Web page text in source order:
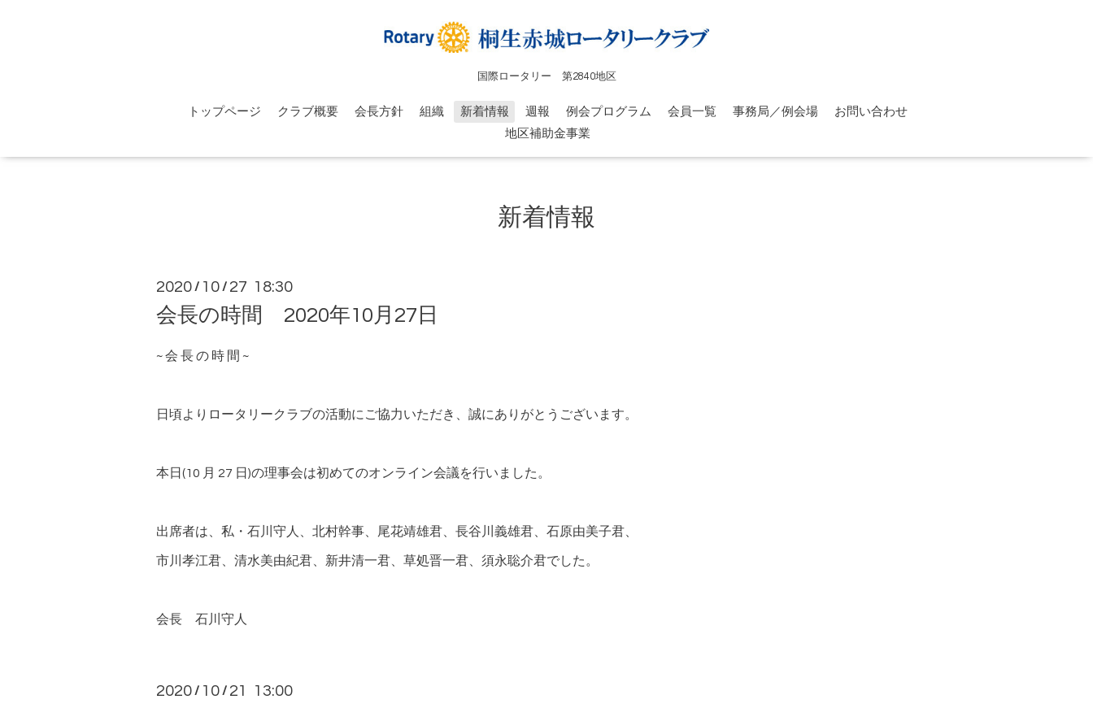
国際ロータリー 第2840地区
トップページ クラブ概要 会長方針 組織 新着情報 週報 例会プログラム 会員一覧 事務局／例会場
お問い合わせ
地区補助金事業
新着情報
2020 / 10 / 27 18:30
会長の時間 2020年10月27日
~ 会 長 の 時 間 ~
日頃よりロータリークラブの活動にご協力いただき、誠にありがとうございます。
本日(10 月 27 日)の理事会は初めてのオンライン会議を行いました。
出席者は、私・石川守人、北村幹事、尾花靖雄君、長谷川義雄君、石原由美子君、
市川孝江君、清水美由紀君、新井清一君、草処晋一君、須永聡介君でした。
会長 石川守人
2020 / 10 / 21 13:00